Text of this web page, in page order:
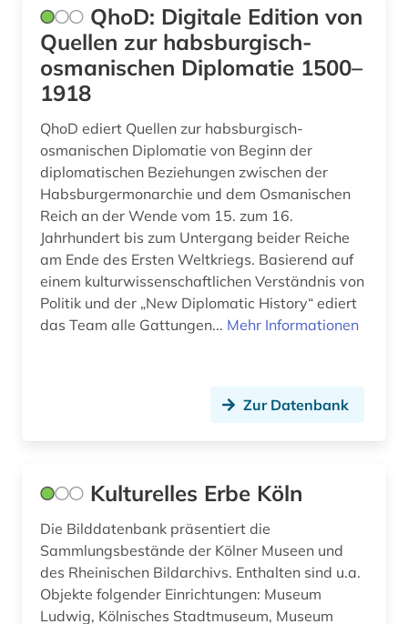
deutscher alpenverein (1)
deutscher orden (1)
deutsches museum von meisterwerken der
naturwissenschaft und technik (1)
deutsches reich (1)
deutschland (31)
deutschland (1)
deutschland (bundesrepublik) (2)
deutschland (ddr) (7)
dialekt (1)
italienischen architekten (1)
differentialdiagnose (1)
digital database (1)
QhoD: Digitale Edition von
Quellen zur habsburgisch-
osmanischen Diplomatie 1500–
1918
QhoD ediert Quellen zur habsburgisch-
osmanischen Diplomatie von Beginn der
diplomatischen Beziehungen zwischen der
Habsburgermonarchie und dem Osmanischen
Reich an der Wende vom 15. zum 16.
Jahrhundert bis zum Untergang beider Reiche
am Ende des Ersten Weltkriegs. Basierend auf
einem kulturwissenschaftlichen Verständnis von
Politik und der „New Diplomatic History“ ediert
das Team alle Gattungen... Mehr Informationen
Zur Datenbank
Kulturelles Erbe Köln
Die Bilddatenbank präsentiert die
Sammlungsbestände der Kölner Museen und
des Rheinischen Bildarchivs. Enthalten sind u.a.
Objekte folgender Einrichtungen: Museum
Ludwig, Kölnisches Stadtmuseum, Museum